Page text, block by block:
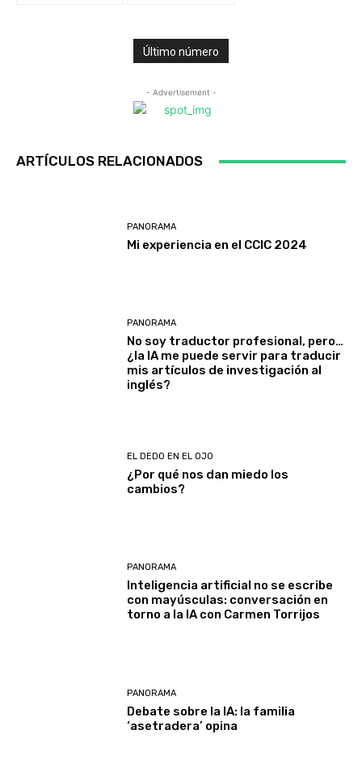
Último número
- Advertisement -
ARTÍCULOS RELACIONADOS
PANORAMA
Mi experiencia en el CCIC 2024
PANORAMA
No soy traductor profesional, pero…
¿la IA me puede servir para traducir
mis artículos de investigación al
inglés?
EL DEDO EN EL OJO
¿Por qué nos dan miedo los
cambios?
PANORAMA
Inteligencia artificial no se escribe
con mayúsculas: conversación en
torno a la IA con Carmen Torrijos
PANORAMA
Debate sobre la IA: la familia
‘asetradera’ opina